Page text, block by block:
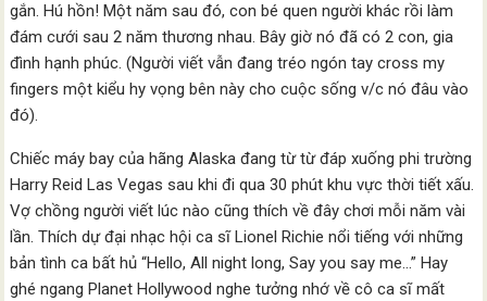
gắn. Hú hồn! Một năm sau đó, con bé quen người khác rồi làm
đám cưới sau 2 năm thương nhau. Bây giờ nó đã có 2 con, gia
đình hạnh phúc. (Người viết vẫn đang tréo ngón tay cross my
fingers một kiểu hy vọng bên này cho cuộc sống v/c nó đâu vào
đó).
Chiếc máy bay của hãng Alaska đang từ từ đáp xuống phi trường
Harry Reid Las Vegas sau khi đi qua 30 phút khu vực thời tiết xấu.
Vợ chồng người viết lúc nào cũng thích về đây chơi mỗi năm vài
lần. Thích dự đại nhạc hội ca sĩ Lionel Richie nổi tiếng với những
bản tình ca bất hủ “Hello, All night long, Say you say me…” Hay
ghé ngang Planet Hollywood nghe tưởng nhớ về cô ca sĩ mất